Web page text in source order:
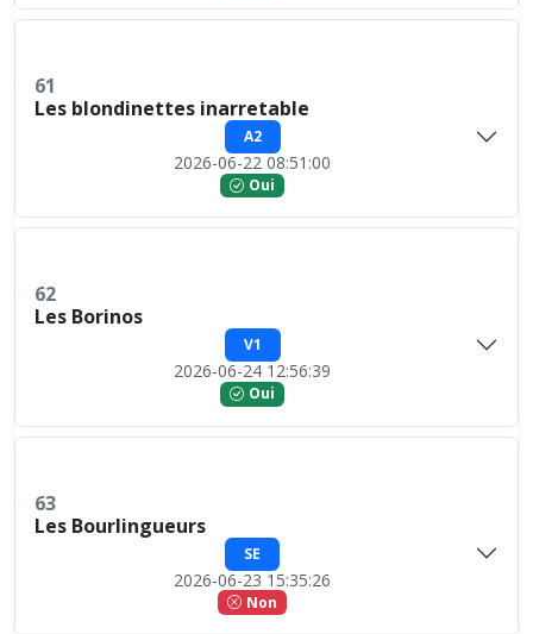
61
Les blondinettes inarretable
A2
2026-06-22 08:51:00
Oui
62
Les Borinos
V1
2026-06-24 12:56:39
Oui
63
Les Bourlingueurs
SE
2026-06-23 15:35:26
Non